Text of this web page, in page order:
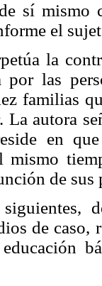
sí mismo
el
la
por las
familias
La autora
en
mismo
de
de caso,